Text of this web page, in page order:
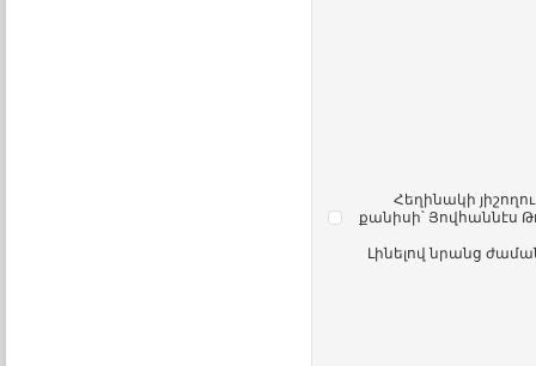
Հեղինակի
քանիսի՝ Յովհաննէս
Լինելով նրանց